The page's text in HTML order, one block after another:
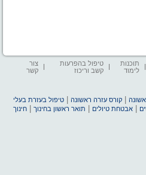
תוכנות
לימוד
טיפול בהפרעות
קשב וריכוז
צור
קשר
|קורס עזרה ראשונה |טיפול בעזרת בעלי
|אבטחת טיולים תואר ראשון בחינוך |חינוך